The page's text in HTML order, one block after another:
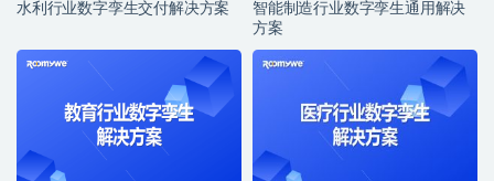
水利行业数字孪生交付解决方案
智能制造行业数字孪生通用解决
方案